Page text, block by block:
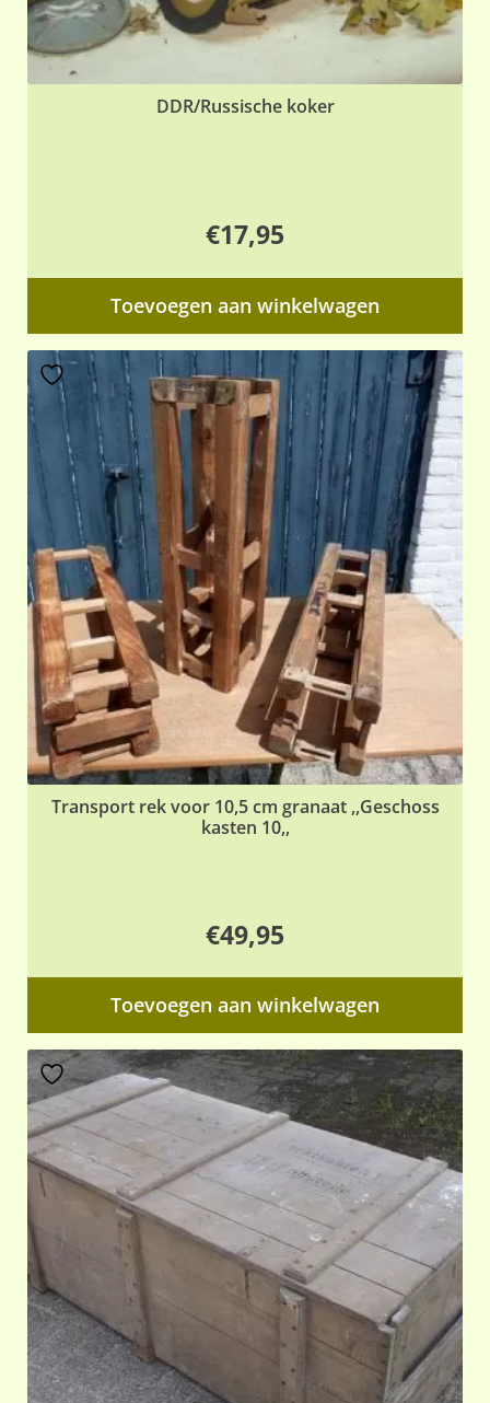
DDR/Russische koker
€17,95
Toevoegen aan winkelwagen
Transport rek voor 10,5 cm granaat ,,Geschoss
kasten 10,,
€49,95
Toevoegen aan winkelwagen